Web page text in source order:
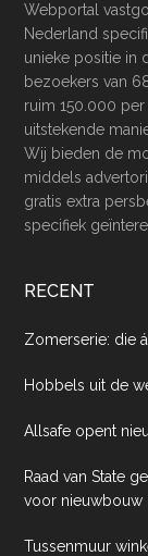
Webportal
Nederland
unieke positie in
bezoekers van
ruim 150.000
uitstekende
Wij bieden de
middels
gratis extra
specifiek
RECENT
Zomerserie: die
Hobbels uit de
Allsafe opent
Raad van State
voor nieuwbouw
Tussenmuur